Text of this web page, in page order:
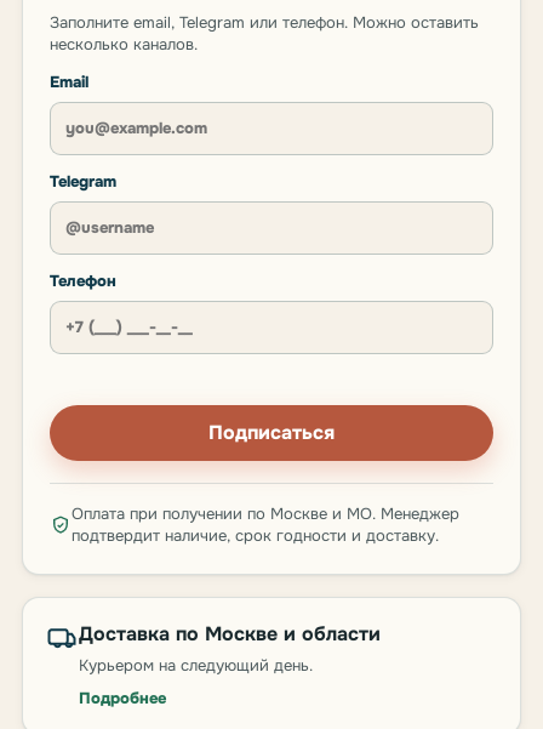
Заполните email, Telegram или телефон. Можно оставить
несколько каналов.
Email
Telegram
Телефон
Подписаться
Оплата при получении по Москве и МО. Менеджер
подтвердит наличие, срок годности и доставку.
Доставка по Москве и области
Курьером на следующий день.
Подробнее